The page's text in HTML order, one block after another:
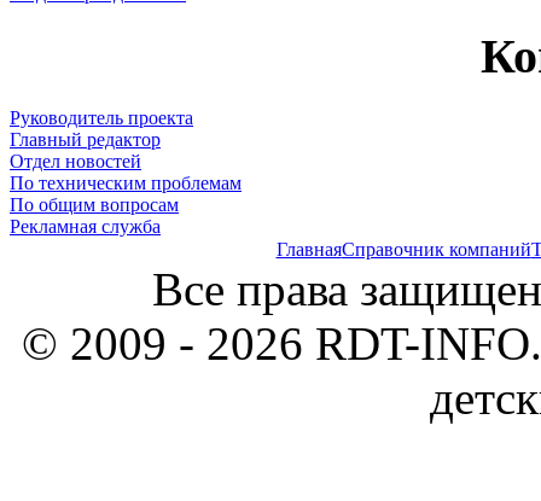
Руководитель проекта
Главный редактор
Отдел новостей
По техническим проблемам
По общим вопросам
Рекламная служба
ГлавнаяСправочник компаний
Все права
© 2009 - 2026 RDT-